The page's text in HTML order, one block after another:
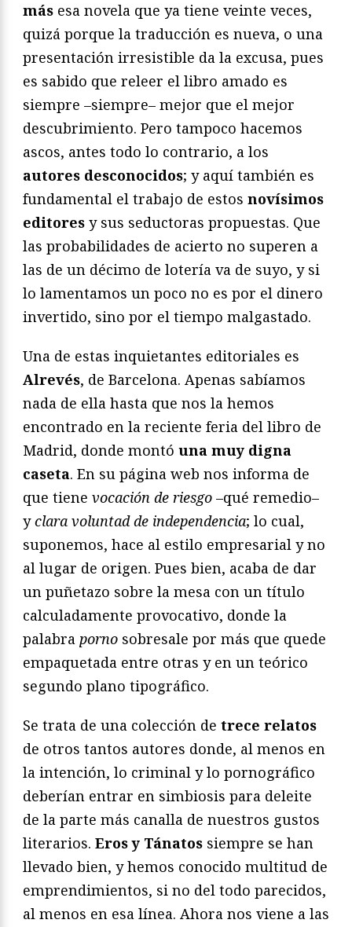
más esa novela que ya tiene veinte veces,
quizá porque la traducción es nueva, o una
presentación irresistible da la excusa, pues
es sabido que releer el libro amado es
siempre –siempre– mejor que el mejor
descubrimiento. Pero tampoco hacemos
ascos, antes todo lo contrario, a los
autores desconocidos; y aquí también es
fundamental el trabajo de estos novísimos
editores y sus seductoras propuestas. Que
las probabilidades de acierto no superen a
las de un décimo de lotería va de suyo, y si
lo lamentamos un poco no es por el dinero
invertido, sino por el tiempo malgastado.
Una de estas inquietantes editoriales es
Alrevés, de Barcelona. Apenas sabíamos
nada de ella hasta que nos la hemos
encontrado en la reciente feria del libro de
Madrid, donde montó una muy digna
caseta. En su página web nos informa de
que tiene vocación de riesgo –qué remedio–
yclara voluntad de independencia; lo cual,
suponemos, hace al estilo empresarial y no
al lugar de origen. Pues bien, acaba de dar
un puñetazo sobre la mesa con un título
calculadamente provocativo, donde la
palabra porno sobresale por más que quede
empaquetada entre otras y en un teórico
segundo plano tipográfico.
Se trata de una colección de trece relatos
de otros tantos autores donde, al menos en
la intención, lo criminal y lo pornográfico
deberían entrar en simbiosis para deleite
de la parte más canalla de nuestros gustos
literarios. Eros y Tánatos siempre se han
llevado bien, y hemos conocido multitud de
emprendimientos, si no del todo parecidos,
al menos en esa línea. Ahora nos viene a las